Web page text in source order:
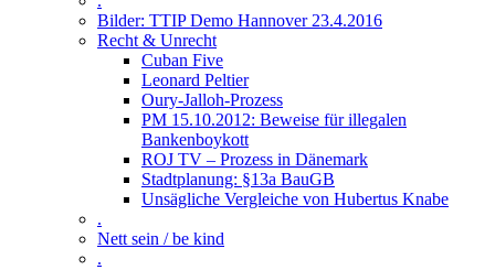
Bilder: TTIP Demo Hannover 23.4.2016
Recht & Unrecht
Cuban Five
Leonard Peltier
Oury-Jalloh-Prozess
PM 15.10.2012: Beweise für illegalen
Bankenboykott
ROJ TV – Prozess in Dänemark
Stadtplanung: §13a BauGB
Unsägliche Vergleiche von Hubertus Knabe
.
Nett sein / be kind
.